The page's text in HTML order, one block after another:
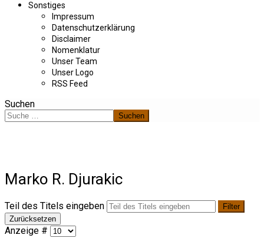
Sonstiges
Impressum
Datenschutzerklärung
Disclaimer
Nomenklatur
Unser Team
Unser Logo
RSS Feed
Suchen
Suchen
Marko R. Djurakic
Teil des Titels eingeben
Filter
Zurücksetzen
Anzeige #